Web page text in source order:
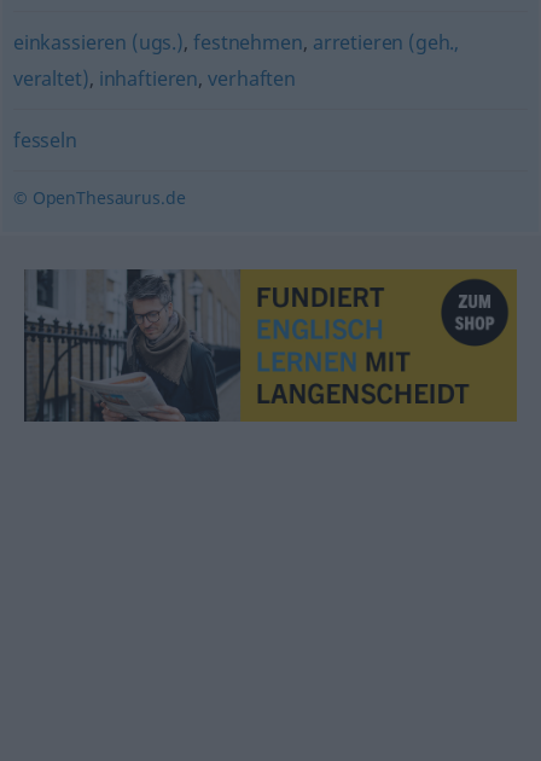
einkassieren (ugs.),festnehmen, arretieren (geh.,
veraltet), inhaftieren,verhaften
fesseln
© OpenThesaurus.de